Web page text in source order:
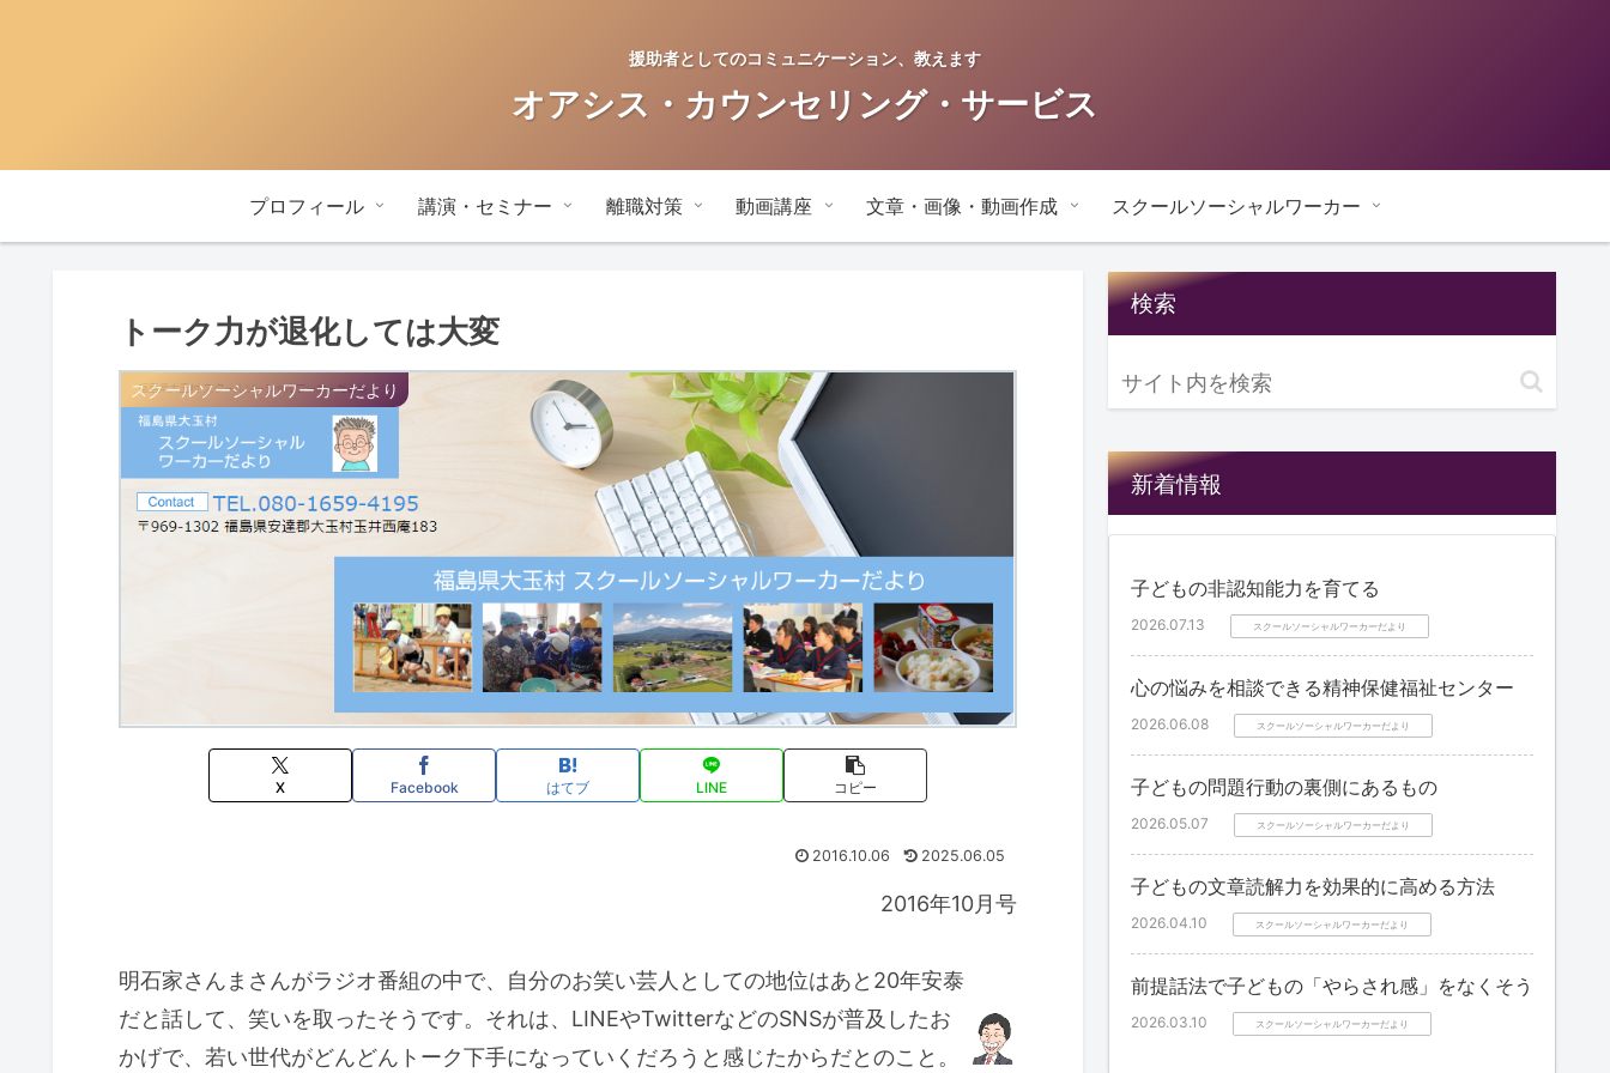
援助者としてのコミュニケーション、教えます
オアシス・カウンセリング・サービス
プロフィール 講演・セミナー 離職対策 動画講座 文章・画像・動画作成 スクールソーシャルワーカー
トーク力が退化しては大変
スクールソーシャルワーカーだより
X Facebook はてブ LINE コピー
2016.10.06 2025.06.05
2016年10月号
明石家さんまさんがラジオ番組の中で、自分のお笑い芸人としての地位はあと20年安泰
だと話して、笑いを取ったそうです。それは、LINEやTwitterなどのSNSが普及したお
かげで、若い世代がどんどんトーク下手になっていくだろうと感じたからだとのこと。
検索
新着情報
子どもの非認知能力を育てる
2026.07.13 スクールソーシャルワーカーだより
心の悩みを相談できる精神保健福祉センター
2026.06.08 スクールソーシャルワーカーだより
子どもの問題行動の裏側にあるもの
2026.05.07 スクールソーシャルワーカーだより
子どもの文章読解力を効果的に高める方法
2026.04.10 スクールソーシャルワーカーだより
前提話法で子どもの「やらされ感」をなくそう
2026.03.10 スクールソーシャルワーカーだより